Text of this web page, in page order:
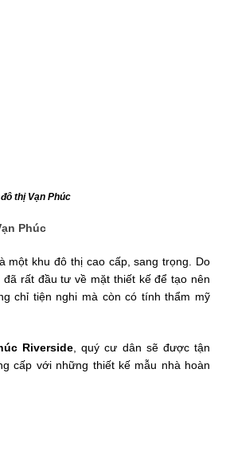
thị Vạn Phúc
Phúc
một khu đô thị cao cấp, sang trọng. Do
rất đầu tư về mặt thiết kế để tạo nên
chỉ tiện nghi mà còn có tính thẩm mỹ
Riverside , quý cư dân sẽ được tận
cấp với những thiết kế mẫu nhà hoàn